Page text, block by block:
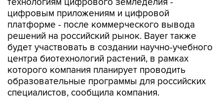
цифровым приложениям и цифровой
платформе - после коммерческого вывода
решений на российский рынок. Bayer также
будет участвовать в создании научно-учебного
центра биотехнологий растений, в рамках
которого компания планирует проводить
образовательные программы для российских
специалистов, сообщила компания.